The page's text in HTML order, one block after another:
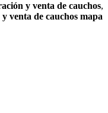
y venta de cauchos,
venta de cauchos mapa